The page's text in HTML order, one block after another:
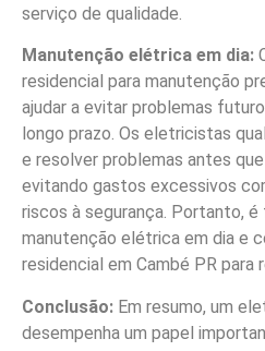
serviço de qualidade.
Manutenção elétrica em dia:
residencial para manutenção
ajudar a evitar problemas
longo prazo. Os eletricistas
e resolver problemas antes
evitando gastos excessivos
riscos à segurança. Portanto,
manutenção elétrica em dia e
residencial em Cambé PR para
Conclusão: Em resumo, um
desempenha um papel